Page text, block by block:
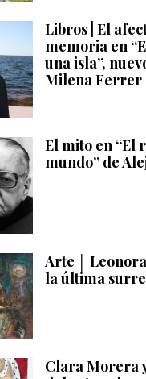
Libros | El
memoria en
una isla”,
Milena Ferrer
El mito en “El
mundo” de
Arte │
la última
Clara Morera